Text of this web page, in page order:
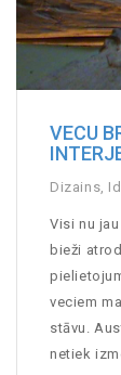
VECU
Dizains
Visi nu
bieži
veciem
stāvu.
netiek